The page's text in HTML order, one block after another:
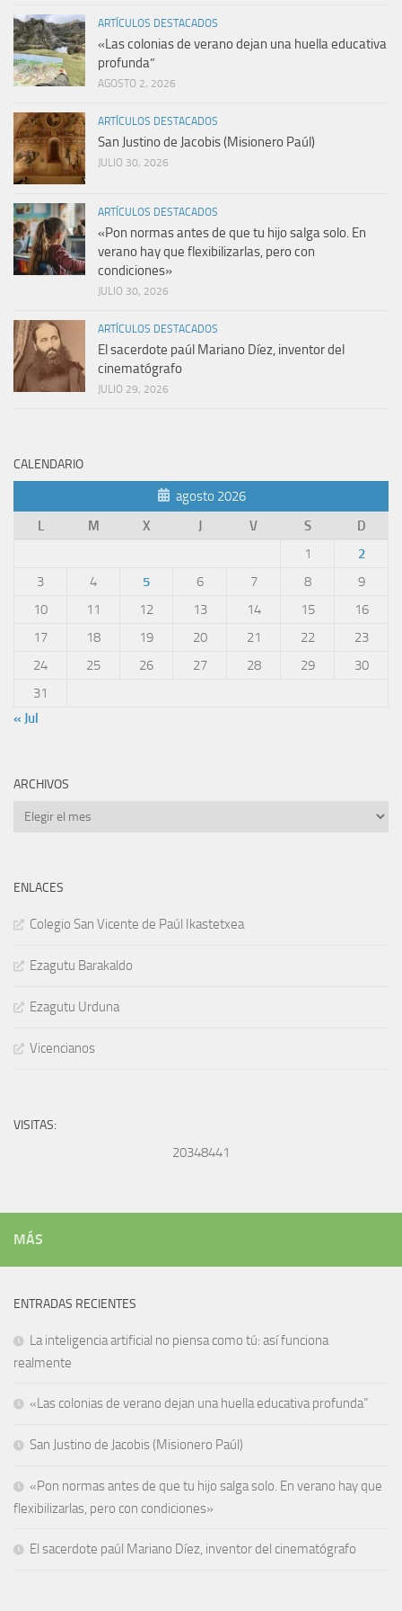
ARTÍCULOS DESTACADOS
«Las colonias de verano dejan una huella educativa
profunda”
AGOSTO 2, 2026
ARTÍCULOS DESTACADOS
San Justino de Jacobis (Misionero Paúl)
JULIO 30, 2026
ARTÍCULOS DESTACADOS
«Pon normas antes de que tu hijo salga solo. En
verano hay que flexibilizarlas, pero con
condiciones»
JULIO 30, 2026
ARTÍCULOS DESTACADOS
El sacerdote paúl Mariano Díez, inventor del
cinematógrafo
JULIO 29, 2026
CALENDARIO
agosto 2026
L
M X J V S
D
1
2
3
4 5 6 7 8
9
10
11 12 13 14 15
16
17
18 19 20 21 22
23
24
25 26 27 28 29
30
31
« Jul
ARCHIVOS
Archivos
ENLACES
Colegio San Vicente de Paúl Ikastetxea
Ezagutu Barakaldo
Ezagutu Urduna
Vicencianos
VISITAS:
20348441
MÁS
ENTRADAS RECIENTES
La inteligencia artificial no piensa como tú: así funciona
realmente
«Las colonias de verano dejan una huella educativa profunda”
San Justino de Jacobis (Misionero Paúl)
«Pon normas antes de que tu hijo salga solo. En verano hay que
flexibilizarlas, pero con condiciones»
El sacerdote paúl Mariano Díez, inventor del cinematógrafo